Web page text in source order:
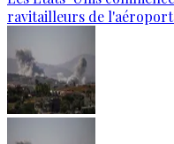
ravitailleurs de l'aéroport